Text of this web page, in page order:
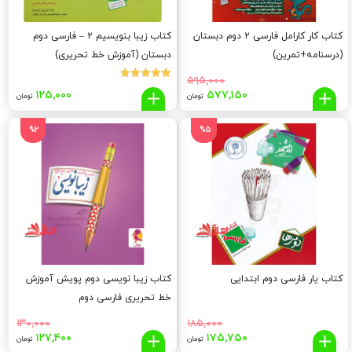
کتاب کار کارامل فارسی ۲ دوم دبستان
(درسنامه+تمرین)
۵۹۵,۰۰۰
قیمت
اصلی:
۵۹۵,۰۰۰
تومان
بود.
۵۷۷,۱۵۰ تومانقیمت
فعلی:
کتاب زیبا بنویسیم ۲ – فارسی دوم
دبستان (آموزش خط تحریری)
نمره
5.00
۱۲۵,۰۰۰ تومان
کتاب یار فارسی دوم ابتدایی
۱۸۵,۰۰۰
قیمت
۱۷۵,۷۵۰ تومانقیمت
کتاب زیبا نویسی دوم پویش آموزش
خط تحریری فارسی دوم
۱۳۰,۰۰۰
قیمت
۱۲۷,۴۰۰ تومان